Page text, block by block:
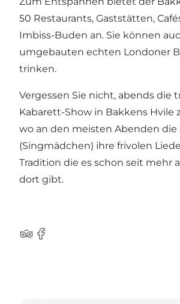
50 Restaurants, Gaststätten,
Imbiss-Buden an. Sie können
umgebauten echten Londoner
trinken.
Vergessen Sie nicht, abends die
Kabarett-Show in Bakkens Hvile
wo an den meisten Abenden die
(Singmädchen) ihre frivolen
Tradition die es schon seit mehr
dort gibt.
Tripadvisor
Facebook